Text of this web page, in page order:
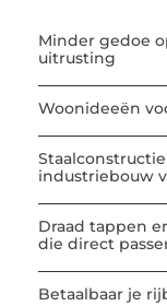
Minder gedoe
uitrusting
Woonideeën
industriebouw
Draad tappen
die direct
Betaalbaar je